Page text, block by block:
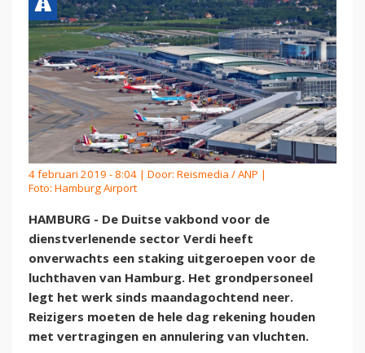
4 februari 2019 - 8:04 | Door: Reismedia / ANP |
Foto: Hamburg Airport
HAMBURG - De Duitse vakbond voor de
dienstverlenende sector Verdi heeft
onverwachts een staking uitgeroepen voor de
luchthaven van Hamburg. Het grondpersoneel
legt het werk sinds maandagochtend neer.
Reizigers moeten de hele dag rekening houden
met vertragingen en annulering van vluchten.